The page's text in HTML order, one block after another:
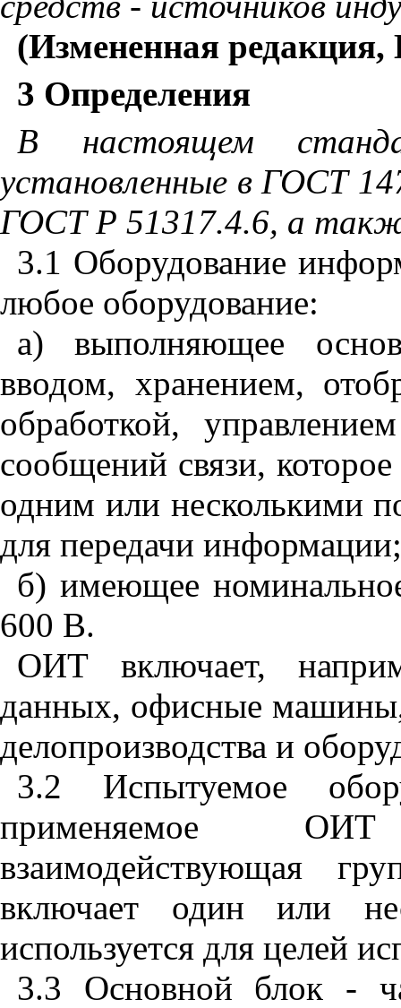
(Измененная
3 Определения
В настоящем
установленные в ГОСТ
ГОСТ Р 51317.4.6, а
3.1 Оборудование
любое оборудование:
а) выполняющее
вводом, хранением,
обработкой,
сообщений связи,
одним или несколькими
для передачи информации;
б) имеющее
600 В.
ОИТ включает,
данных, офисные машины,
делопроизводства и
3.2 Испытуемое
применяемое
взаимодействующая
включает один или
используется для целей
3.3 Основной блок -